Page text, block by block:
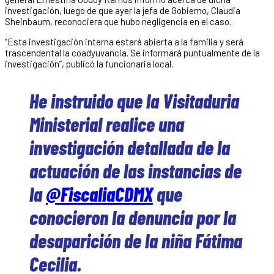
investigación, luego de que ayer la jefa de Gobierno, Claudia
Sheinbaum, reconociera que hubo negligencia en el caso.
“Esta investigación interna estará abierta a la familia y será
trascendental la coadyuvancia. Se informará puntualmente de la
investigación”, publicó la funcionaria local.
He instruido que la Visitaduria
Ministerial realice una
investigación detallada de la
actuación de las instancias de
la@FiscaliaCDMXque
conocieron la denuncia por la
desaparición de la niña Fátima
Cecilia.